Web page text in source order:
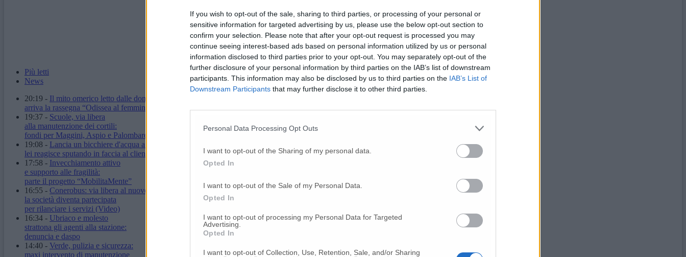
If you wish to opt-out of the sale, sharing to third parties, or processing of your personal or
sensitive information for targeted advertising by us, please use the below opt-out section to
confirm your selection. Please note that after your opt-out request is processed you may
continue seeing interest-based ads based on personal information utilized by us or personal
information disclosed to third parties prior to your opt-out. You may separately opt-out of the
further disclosure of your personal information by third parties on the IAB’s list of downstream
participants. This information may also be disclosed by us to third parties on the IAB’s List of
Downstream Participants that may further disclose it to other third parties.
Personal Data Processing Opt Outs
I want to opt-out of the Sharing of my personal data.
Opted In
I want to opt-out of the Sale of my Personal Data.
Opted In
I want to opt-out of processing my Personal Data for Targeted
Advertising.
Opted In
I want to opt-out of Collection, Use, Retention, Sale, and/or Sharing
Per poter lasciare o votare un commento devi essere registrato.
Effettua l'accessooppureregistrati
Più letti
News
20:19 - Il mito omerico letto dalle donne:
arriva la rassegna “Odissea al femminile”
19:37 - Scuole, via libera
alla manutenzione dei cortili:
fondi per Maggini, Aspio e Palombare
19:08 - Lancia un bicchiere d'acqua a un'ambulante,
lei reagisce sputando in faccia al cliente
17:58 - Invecchiamento attivo
e supporto alle fragilità:
parte il progetto “MobilitaMente”
16:55 - Conerobus: via libera al nuovo statuto,
la società diventa partecipata
per rilanciare i servizi (Video)
16:34 - Ubriaco e molesto
strattona gli agenti alla stazione:
denuncia e daspo
14:40 - Verde, pulizia e sicurezza:
maxi intervento di manutenzione